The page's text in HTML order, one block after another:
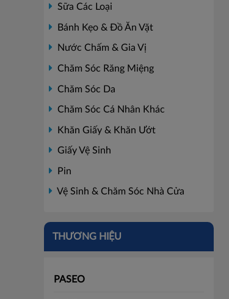
Sữa Các Loại
Bánh Kẹo & Đồ Ăn Vặt
Nước Chấm & Gia Vị
Chăm Sóc Răng Miệng
Chăm Sóc Da
Chăm Sóc Cá Nhân Khác
Khăn Giấy & Khăn Ướt
Giấy Vệ Sinh
Pin
Vệ Sinh & Chăm Sóc Nhà Cửa
THƯƠNG HIỆU
PASEO